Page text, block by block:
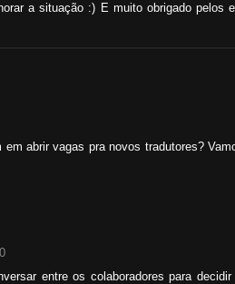
a situação :) E muito obrigado
abrir vagas pra novos tradutores?
entre os colaboradores para